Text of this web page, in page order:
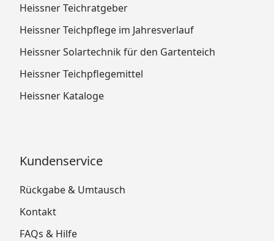
Heissner Teichratgeber
Heissner Teichpflege im Jahresverlauf
Heissner Solartechnik für den Gartenteich
Heissner Teichpflegemittel
Heissner Kataloge
Kundenservice
Rückgabe & Umtausch
Kontakt
FAQs & Hilfe